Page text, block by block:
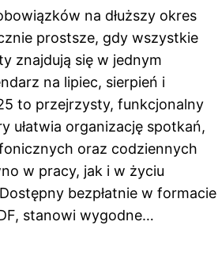
na dłuższy okres
prostsze, gdy wszystkie
znajdują się w jednym
na lipiec, sierpień i
to przejrzysty, funkcjonalny
ułatwia organizację spotkań,
oraz codziennych
w pracy, jak i w życiu
bezpłatnie w formacie
stanowi wygodne…